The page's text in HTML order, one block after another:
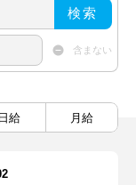
検索
含まない
日給 月給